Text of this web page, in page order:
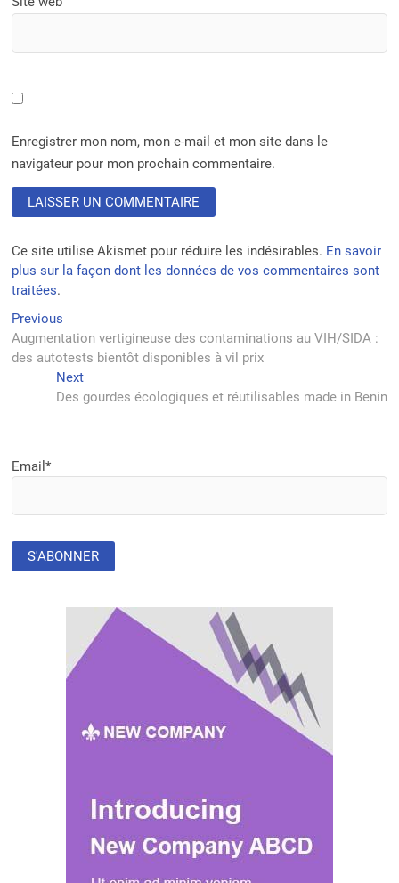
Enregistrer mon nom, mon e-mail et mon site dans le
navigateur pour mon prochain commentaire.
Ce site utilise Akismet pour réduire les indésirables. En savoir
plus sur la façon dont les données de vos commentaires sont
traitées.
Navigation
de
l’article
Previous
post:
Augmentation vertigineuse des contaminations au VIH/SIDA :
des autotests bientôt disponibles à vil prix
NextNext
post:
Des gourdes écologiques et réutilisables made in Benin
Email*